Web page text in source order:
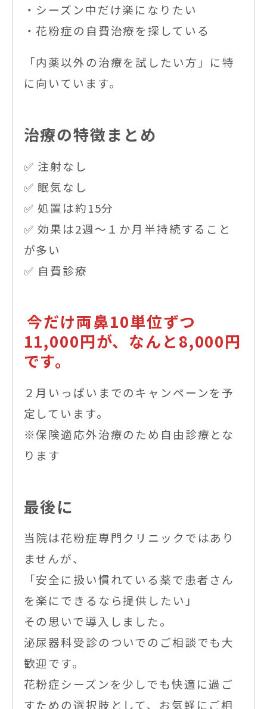
・シーズン中だけ楽になりたい
・花粉症の自費治療を探している
「内薬以外の治療を試したい方」に特
に向いています。
治療の特徴まとめ
✅ 注射なし
✅ 眠気なし
✅ 処置は約15分
✅ 効果は2週〜１か月半持続すること
が多い
✅ 自費診療
今だけ両鼻10単位ずつ
11,000円が、なんと8,000円
です。
２月いっぱいまでのキャンペーンを予
定しています。
※保険適応外治療のため自由診療とな
ります
最後に
当院は花粉症専門クリニックではあり
ませんが、
「安全に扱い慣れている薬で患者さん
を楽にできるなら提供したい」
その思いで導入しました。
泌尿器科受診のついでのご相談でも大
歓迎です。
花粉症シーズンを少しでも快適に過ご
すための選択肢として、お気軽にご相